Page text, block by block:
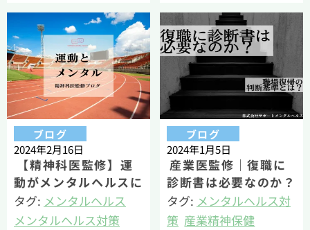
ー）
キスパートアドバイザ
ー）
ブログ
2024年2月16日
【精神科医監修】運
動がメンタルヘルスに
及ぼす効果ー健康経営
®の活用例ー
タグ: メンタルヘルス
メンタルヘルス対策
ブログ
2024年1月5日
産業医監修｜復職に
診断書は必要なのか？
職場復帰の判断基準と
は？
タグ: メンタルヘルス対
策 産業精神保健